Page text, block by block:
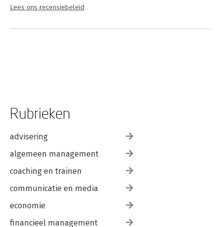
Lees ons recensiebeleid
Rubrieken
advisering
algemeen management
coaching en trainen
communicatie en media
economie
financieel management